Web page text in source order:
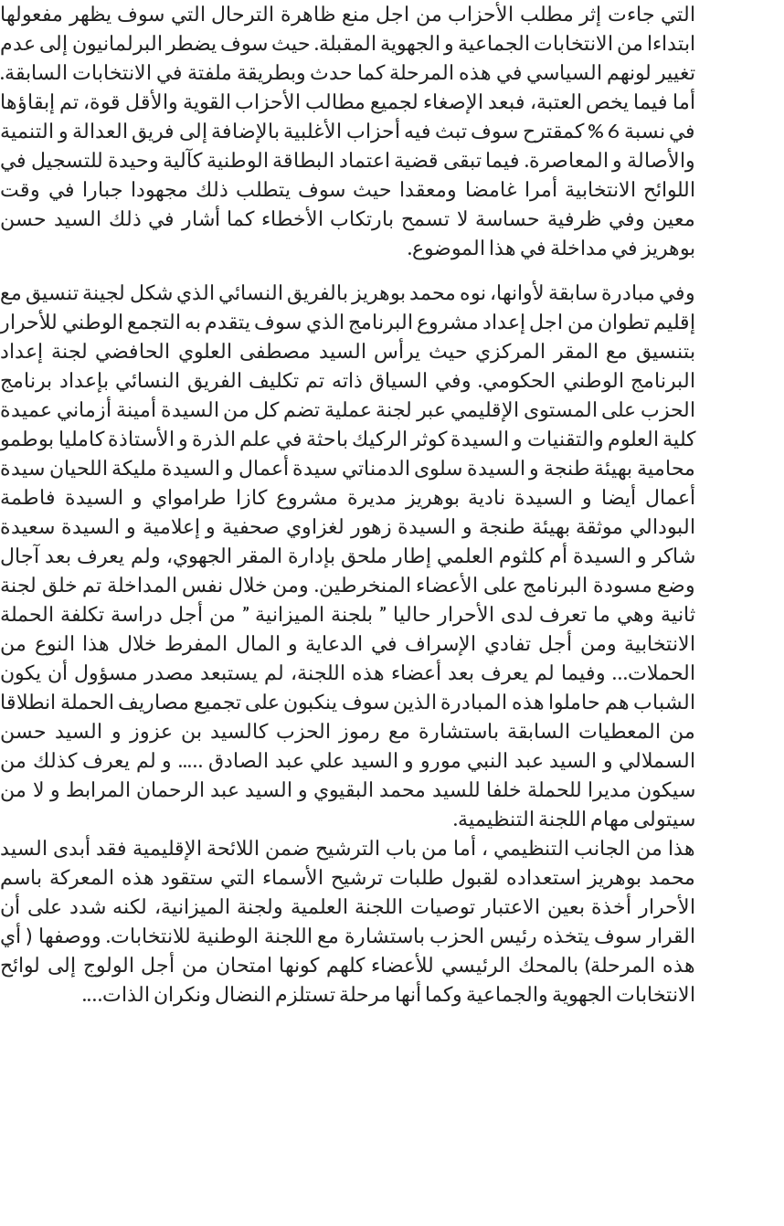
التي جاءت إثر مطلب الأحزاب من اجل منع ظاهرة الترحال التي سوف يظهر مفعولها
ابتداءا من الانتخابات الجماعية و الجهوية المقبلة. حيث سوف يضطر البرلمانيون إلى عدم
تغيير لونهم السياسي في هذه المرحلة كما حدث وبطريقة ملفتة في الانتخابات السابقة.
أما فيما يخص العتبة، فبعد الإصغاء لجميع مطالب الأحزاب القوية والأقل قوة، تم إبقاؤها
في نسبة 6 % كمقترح سوف تبث فيه أحزاب الأغلبية بالإضافة إلى فريق العدالة و التنمية
والأصالة و المعاصرة. فيما تبقى قضية اعتماد البطاقة الوطنية كآلية وحيدة للتسجيل في
اللوائح الانتخابية أمرا غامضا ومعقدا حيث سوف يتطلب ذلك مجهودا جبارا في وقت
معين وفي ظرفية حساسة لا تسمح بارتكاب الأخطاء كما أشار في ذلك السيد حسن
بوهريز في مداخلة في هذا الموضوع.
وفي مبادرة سابقة لأوانها، نوه محمد بوهريز بالفريق النسائي الذي شكل لجينة تنسيق مع
إقليم تطوان من اجل إعداد مشروع البرنامج الذي سوف يتقدم به التجمع الوطني للأحرار
بتنسيق مع المقر المركزي حيث يرأس السيد مصطفى العلوي الحافضي لجنة إعداد
البرنامج الوطني الحكومي. وفي السياق ذاته تم تكليف الفريق النسائي بإعداد برنامج
الحزب على المستوى الإقليمي عبر لجنة عملية تضم كل من السيدة أمينة أزماني عميدة
كلية العلوم والتقنيات و السيدة كوثر الركيك باحثة في علم الذرة و الأستاذة كامليا بوطمو
محامية بهيئة طنجة و السيدة سلوى الدمناتي سيدة أعمال و السيدة مليكة اللحيان سيدة
أعمال أيضا و السيدة نادية بوهريز مديرة مشروع كازا طرامواي و السيدة فاطمة
البودالي موثقة بهيئة طنجة و السيدة زهور لغزاوي صحفية و إعلامية و السيدة سعيدة
شاكر و السيدة أم كلثوم العلمي إطار ملحق بإدارة المقر الجهوي، ولم يعرف بعد آجال
وضع مسودة البرنامج على الأعضاء المنخرطين. ومن خلال نفس المداخلة تم خلق لجنة
ثانية وهي ما تعرف لدى الأحرار حاليا ” بلجنة الميزانية ” من أجل دراسة تكلفة الحملة
الانتخابية ومن أجل تفادي الإسراف في الدعاية و المال المفرط خلال هذا النوع من
الحملات… وفيما لم يعرف بعد أعضاء هذه اللجنة، لم يستبعد مصدر مسؤول أن يكون
الشباب هم حاملوا هذه المبادرة الذين سوف ينكبون على تجميع مصاريف الحملة انطلاقا
من المعطيات السابقة باستشارة مع رموز الحزب كالسيد بن عزوز و السيد حسن
السملالي و السيد عبد النبي مورو و السيد علي عبد الصادق ….. و لم يعرف كذلك من
سيكون مديرا للحملة خلفا للسيد محمد البقيوي و السيد عبد الرحمان المرابط و لا من
سيتولى مهام اللجنة التنظيمية.
هذا من الجانب التنظيمي ، أما من باب الترشيح ضمن اللائحة الإقليمية فقد أبدى السيد
محمد بوهريز استعداده لقبول طلبات ترشيح الأسماء التي ستقود هذه المعركة باسم
الأحرار أخذة بعين الاعتبار توصيات اللجنة العلمية ولجنة الميزانية، لكنه شدد على أن
القرار سوف يتخذه رئيس الحزب باستشارة مع اللجنة الوطنية للانتخابات. ووصفها ( أي
هذه المرحلة) بالمحك الرئيسي للأعضاء كلهم كونها امتحان من أجل الولوج إلى لوائح
الانتخابات الجهوية والجماعية وكما أنها مرحلة تستلزم النضال ونكران الذات….